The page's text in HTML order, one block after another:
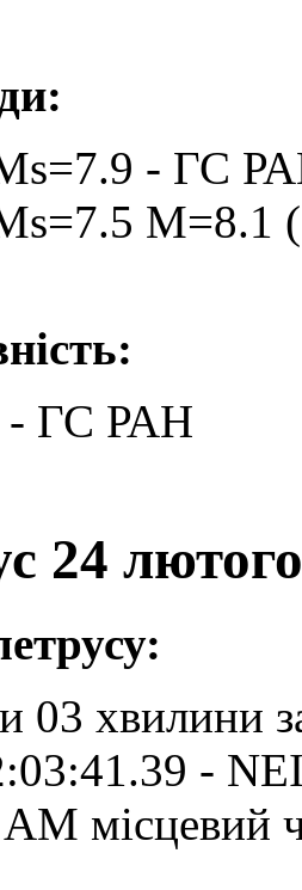
- ГС
M=8.1
- ГС РАН
24
03 хвилини
-
місцевий